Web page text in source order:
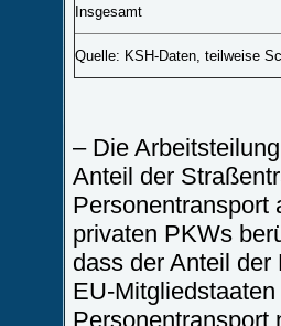
Insgesamt
Quelle: KSH-Daten, teilweise
– Die
Anteil der
Personentransport
privaten PKWs
dass der Anteil
EU-
Personentransport